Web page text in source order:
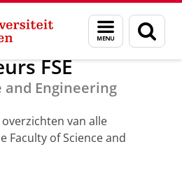
Menu
en
zoeken
of Science and Engineering
FSE
and Engineering
van alle
Faculty of Science and